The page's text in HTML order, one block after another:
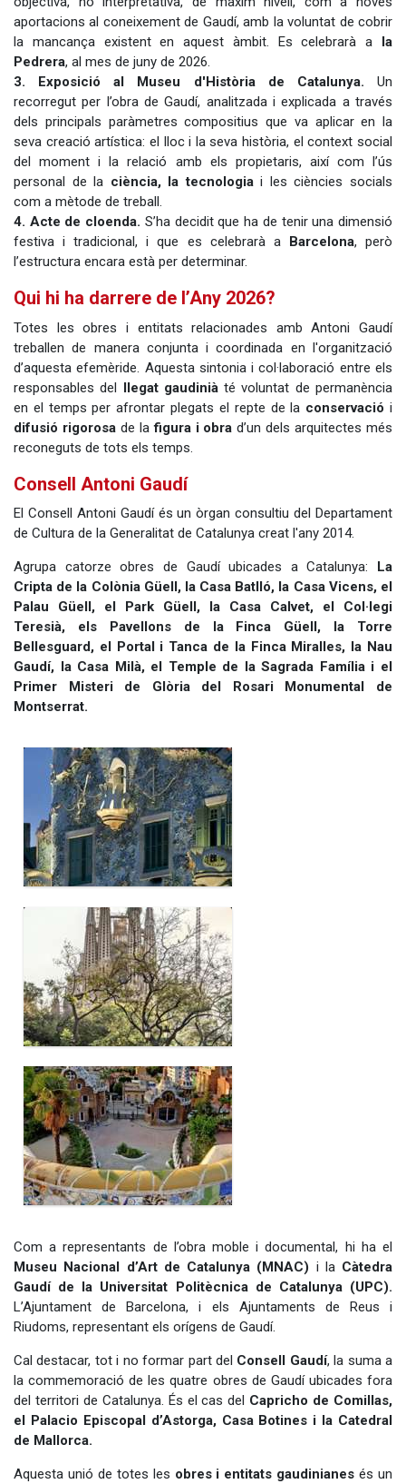
aportacions al coneixement de Gaudí, amb la voluntat de cobrir
la mancança existent en aquest àmbit. Es celebrarà a la
Pedrera, al mes de juny de 2026.
3. Exposició al Museu d'Història de Catalunya. Un
recorregut per l’obra de Gaudí, analitzada i explicada a través
dels principals paràmetres compositius que va aplicar en la
seva creació artística: el lloc i la seva història, el context social
del moment i la relació amb els propietaris, així com l’ús
personal de la ciència, la tecnologiai les ciències socials
com a mètode de treball.
4. Acte de cloenda. S’ha decidit que ha de tenir una dimensió
festiva i tradicional, i que es celebrarà a Barcelona, però
l’estructura encara està per determinar.
Qui hi ha darrere de l’Any 2026?
Totes les obres i entitats relacionades amb Antoni Gaudí
treballen de manera conjunta i coordinada en l'organització
d’aquesta efemèride. Aquesta sintonia i col·laboració entre els
responsables del llegat gaudiniàté voluntat de permanència
en el temps per afrontar plegats el repte de la conservació i
difusió rigorosade lafigura i obra d’un dels arquitectes més
reconeguts de tots els temps.
Consell Antoni Gaudí
El Consell Antoni Gaudí és un òrgan consultiu del Departament
de Cultura de la Generalitat de Catalunya creat l'any 2014.
Agrupa catorze obres de Gaudí ubicades a Catalunya: La
Cripta de la Colònia Güell, la Casa Batlló, la Casa Vicens, el
Palau Güell, el Park Güell, la Casa Calvet, el Col·legi
Teresià, els Pavellons de la Finca Güell, la Torre
Bellesguard, el Portal i Tanca de la Finca Miralles, la Nau
Gaudí, la Casa Milà, el Temple de la Sagrada Família i el
Primer Misteri de Glòria del Rosari Monumental de
Montserrat.
Com a representants de l’obra moble i documental, hi ha el
Museu Nacional d’Art de Catalunya (MNAC) i la Càtedra
Gaudí de la Universitat Politècnica de Catalunya (UPC).
L’Ajuntament de Barcelona, i els Ajuntaments de Reus i
Riudoms, representant els orígens de Gaudí.
Cal destacar, tot i no formar part del Consell Gaudí, la suma a
la commemoració de les quatre obres de Gaudí ubicades fora
del territori de Catalunya. És el cas del Capricho de Comillas,
el Palacio Episcopal d’Astorga, Casa Botines i la Catedral
de Mallorca.
Aquesta unió de totes les obres i entitats gaudinianes és un